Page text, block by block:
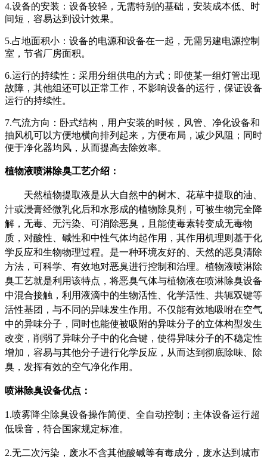
4.设备的安装：设备较轻，无需特别的基础，安装成本低、时
间短，容易达到设计效果。
5.占地面积小：设备的电源和设备在一起，无需另建电源控制
室，节省厂房面积。
6.运行的持续性：采用分组供电的方式；即使某一组灯管出现
故障，其他组还可以正常工作，不影响设备的运行，保证设备
运行的持续性。
7.气流方向：卧式结构，用户安装的时候，风管、净化设备和
抽风机可以方便地横向排列起来，方便布局，减少风阻；同时
便于净化器均风，从而提高去除效率。
植物液喷淋除臭工艺介绍：
天然植物提取液是从大自然中的树木、花草中提取的油、
汁或浸膏经微乳化后和水形成的植物除臭剂，可被生物完全降
解，无毒、无污染、可消除恶臭，且能使毒素转变成无毒物
质，对酸性、碱性和中性气体均起作用，其作用机理则基于化
学反应和生物物理过程。是一种环境友好的、天然的恶臭清除
方法，可科学、有效地对恶臭进行控制和治理。植物液喷淋除
臭工艺就是利用该特点，将恶臭气体与植物液在喷淋除臭设备
中混合接触，利用液滴中的生物活性、化学活性、共轭双键等
活性基团，与不同的异味发生作用。不仅能有效地吸咐在空气
中的异味分子，同时也能使被吸附的异味分子的立体构型发生
改变，削弱了异味分子中的化合键，使得异味分子的不稳定性
增加，容易与其他分子进行化学反应，从而达到彻底除味、除
臭，发挥有效的空气净化作用。
喷淋除臭设备优点：
1.喷雾降尘除臭设备操作简便、全自动控制；主体设备运行超
低噪音，符合国家规定标准。
2.无二次污染，废水不含其他酸碱等有毒成分，废水达到城市